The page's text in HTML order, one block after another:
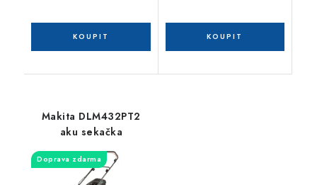
Makita DLM432PT2
aku sekačka
Doprava zdarma